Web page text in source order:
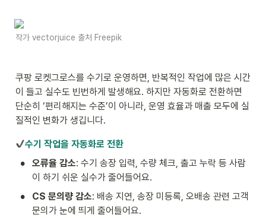
작가 vectorjuice 출처 Freepik
쿠팡 로켓그로스를 수기로 운영하면, 반복적인 작업에 많은 시간
이 들고 실수도 빈번하게 발생해요. 하지만 자동화로 전환하면
단순히 ‘편리해지는 수준’이 아니라, 운영 효율과 매출 모두에 실
질적인 변화가 생깁니다.
수기 작업을 자동화로 전환
• 오류율 감소: 수기 송장 입력, 수량 체크, 출고 누락 등 사람
이 하기 쉬운 실수가 줄어들어요.
• CS 문의량 감소: 배송 지연, 송장 미등록, 오배송 관련 고객
문의가 눈에 띄게 줄어들어요.